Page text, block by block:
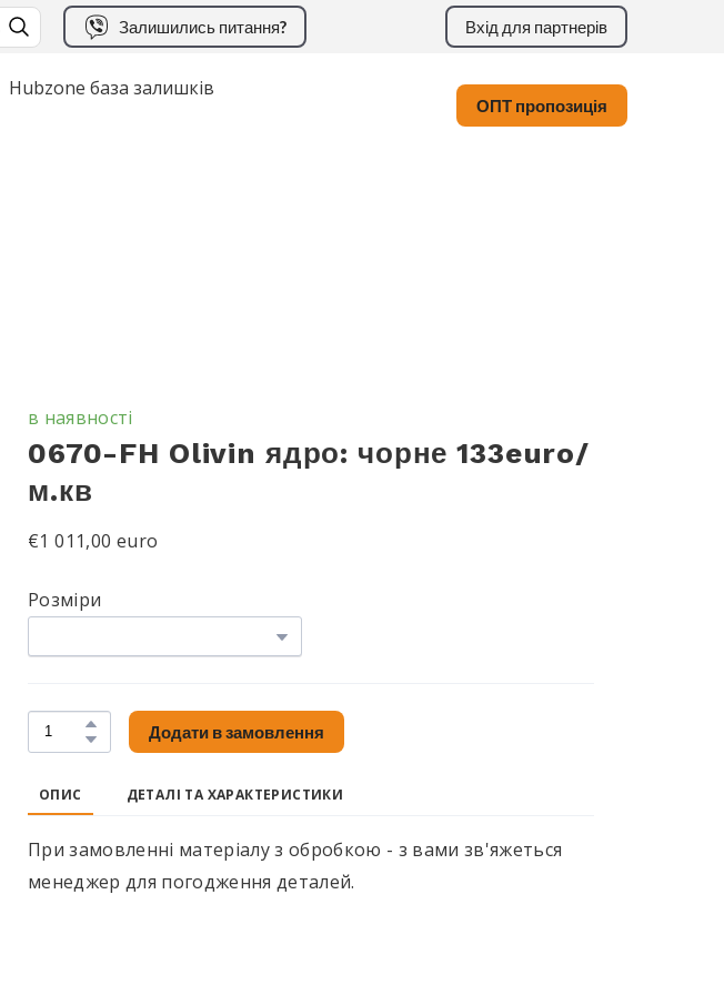
Залишились питання? Вхід для партнерів
Hubzone база залишків
ОПТ пропозиція
в наявності
0670-FH Olivin ядро: чорне 133euro/
м.кв
€1 011,00 euro
Розміри
Додати в замовлення
ОПИС ДЕТАЛІ ТА ХАРАКТЕРИСТИКИ
При замовленні матеріалу з обробкою - з вами зв'яжеться
менеджер для погодження деталей.